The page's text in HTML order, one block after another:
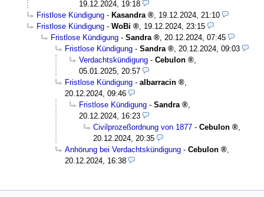
19.12.2024, 19:18
Fristlose Kündigung - Kasandra
19.12.2024, 21:10
Fristlose Kündigung - WoBi
19.12.2024, 23:15
Fristlose Kündigung - Sandra
20.12.2024, 07:45
Fristlose Kündigung - Sandra
20.12.2024, 09:03
Verdachtskündigung - Cebulon
05.01.2025, 20:57
Fristlose Kündigung - albarracin
20.12.2024, 09:46
Fristlose Kündigung - Sandra
20.12.2024, 16:23
Civilprozeßordnung von 1877 - Cebulon
20.12.2024, 20:35
Anhörung bei Verdachtskündigung - Cebulon
20.12.2024, 16:38